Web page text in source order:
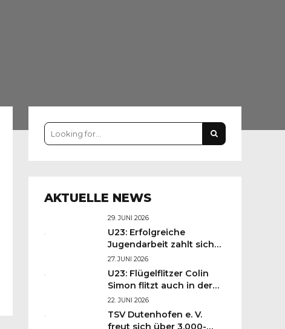
AKTUELLE NEWS
29. JUNI 2026
U23: Erfolgreiche
Jugendarbeit zahlt sich
aus: Felix Schneider und
Finn Krumbiegel starten
in Liga 3!
27. JUNI 2026
U23: Flügelflitzer Colin
Simon flitzt auch in der
neuen Saison für die HSG!
22. JUNI 2026
TSV Dutenhofen e. V.
freut sich über 3.000-